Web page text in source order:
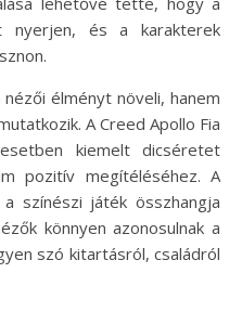
nyerjen, és a karakterek
élményt növeli, hanem
A Creed Apollo Fia
kiemelt dicséretet
pozitív megítéléséhez. A
színészi játék összhangja
könnyen azonosulnak a
szó kitartásról, családról